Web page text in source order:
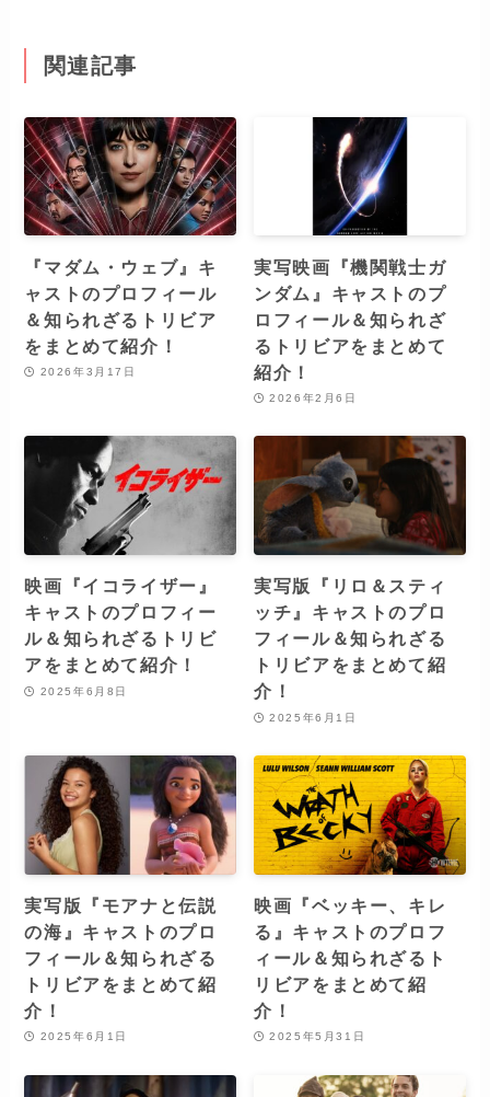
関連記事
『マダム・ウェブ』キ
ャストのプロフィール
＆知られざるトリビア
をまとめて紹介！
2026年3月17日
実写映画『機関戦士ガ
ンダム』キャストのプ
ロフィール＆知られざ
るトリビアをまとめて
紹介！
2026年2月6日
映画『イコライザー』
キャストのプロフィー
ル＆知られざるトリビ
アをまとめて紹介！
2025年6月8日
実写版『リロ＆スティ
ッチ』キャストのプロ
フィール＆知られざる
トリビアをまとめて紹
介！
2025年6月1日
実写版『モアナと伝説
の海』キャストのプロ
フィール＆知られざる
トリビアをまとめて紹
介！
2025年6月1日
映画『ベッキー、キレ
る』キャストのプロフ
ィール＆知られざるト
リビアをまとめて紹
介！
2025年5月31日